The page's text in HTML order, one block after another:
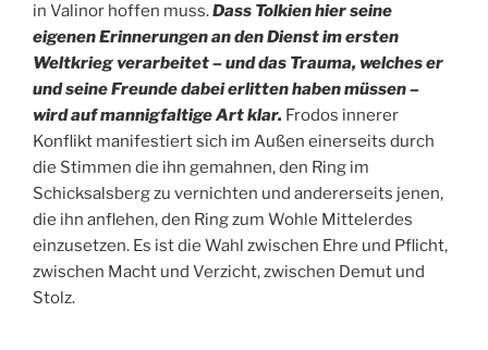
in Valinor hoffen muss.Dass Tolkien hier seine
eigenen Erinnerungen an den Dienst im ersten
Weltkrieg verarbeitet – und das Trauma, welches er
und seine Freunde dabei erlitten haben müssen –
wird auf mannigfaltige Art klar. Frodos innerer
Konflikt manifestiert sich im Außen einerseits durch
die Stimmen die ihn gemahnen, den Ring im
Schicksalsberg zu vernichten und andererseits jenen,
die ihn anflehen, den Ring zum Wohle Mittelerdes
einzusetzen. Es ist die Wahl zwischen Ehre und Pflicht,
zwischen Macht und Verzicht, zwischen Demut und
Stolz.